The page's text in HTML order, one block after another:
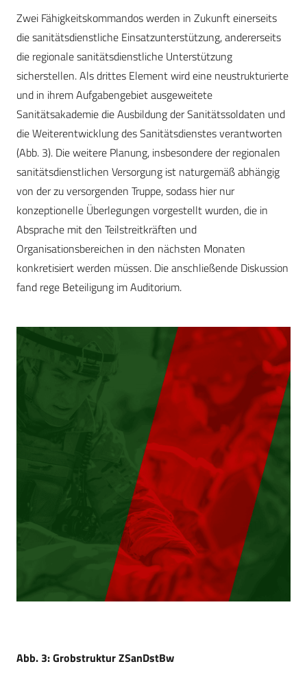
Zwei Fähigkeitskommandos werden in Zukunft einerseits
die sanitätsdienstliche Einsatzunterstützung, andererseits
die regionale sanitätsdienstliche Unterstützung
sicherstellen. Als drittes Element wird eine neustrukturierte
und in ihrem Aufgabengebiet ausgeweitete
Sanitätsakademie die Ausbildung der Sanitätssoldaten und
die Weiterentwicklung des Sanitätsdienstes verantworten
(Abb. 3). Die weitere Planung, insbesondere der regionalen
sanitätsdienstlichen Versorgung ist naturgemäß abhängig
von der zu versorgenden Truppe, sodass hier nur
konzeptionelle Überlegungen vorgestellt wurden, die in
Absprache mit den Teilstreitkräften und
Organisationsbereichen in den nächsten Monaten
konkretisiert werden müssen. Die anschließende Diskussion
fand rege Beteiligung im Auditorium.
Abb. 3: Grobstruktur ZSanDstBw